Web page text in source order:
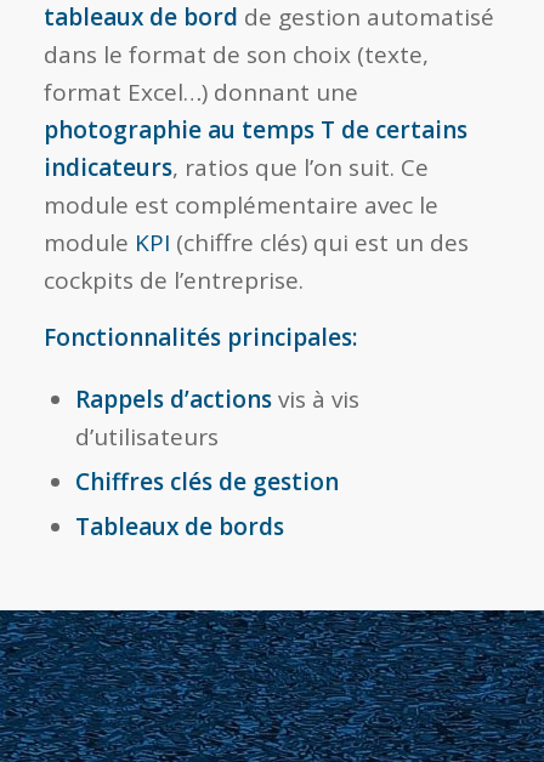
tableaux de bord de gestion automatisé
dans le format de son choix (texte,
format Excel…) donnant une
photographie au temps T de certains
indicateurs, ratios que l’on suit. Ce
module est complémentaire avec le
module KPI (chiffre clés) qui est un des
cockpits de l’entreprise.
Fonctionnalités principales:
Rappels d’actionsvis à vis
d’utilisateurs
Chiffres clés de gestion
Tableaux de bords